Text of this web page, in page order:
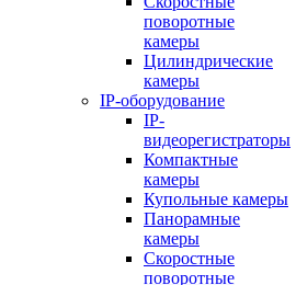
поворотные
камеры
Цилиндрические
камеры
IP-оборудование
IP-
видеорегистраторы
Компактные
камеры
Купольные камеры
Панорамные
камеры
Скоростные
поворотные